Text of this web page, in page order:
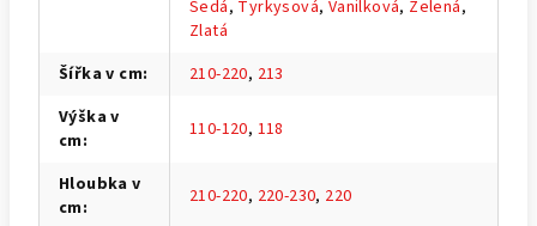
Šedá, Tyrkysová, Vanilková, Zelená,
Zlatá
Šířka v cm: 210-220, 213
Výška v
cm: 110-120, 118
Hloubka v
cm: 210-220, 220-230, 220